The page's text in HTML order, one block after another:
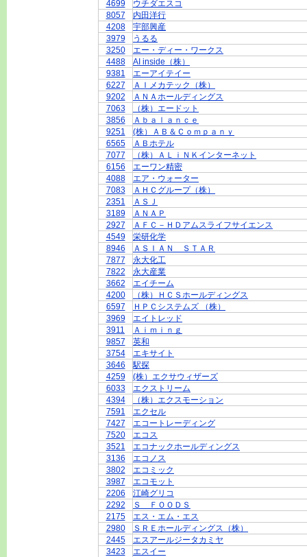
4699
ウチダエスコ
8057
内田洋行
4208
宇部興産
3979
うるる
3250
エー・ディー・ワークス
4488
AI inside（株）
9381
エーアイテイー
6227
ＡＩメカテック（株）
9202
ＡＮＡホールディングス
7063
（株）エードット
3856
Ａｂａｌａｎｃｅ
9251
(株）ＡＢ＆Ｃｏｍｐａｎｙ
6565
ＡＢホテル
7077
（株）ＡＬｉＮＫインターネット
6156
エーワン精密
4088
エア・ウォーター
7083
ＡＨＣグループ（株）
2351
ＡＳＪ
3189
ＡＮＡＰ
2927
ＡＦＣ－ＨＤアムスライフサイエンス
4549
栄研化学
8946
ＡＳＩＡＮ ＳＴＡＲ
7877
永大化工
7822
永大産業
3662
エイチーム
4200
（株）ＨＣＳホールディングス
6597
ＨＰＣシステムズ （株）
3969
エイトレッド
3911
Ａｉｍｉｎｇ
9857
英和
3754
エキサイト
3646
駅探
4259
(株）エクサウィザーズ
6033
エクストリーム
4394
（株）エクスモーション
7591
エクセル
7427
エコートレーディング
7520
エコス
3521
エコナックホールディングス
3136
エコノス
3802
エコミック
3987
エコモット
2206
江崎グリコ
2292
Ｓ ＦＯＯＤＳ
2175
エス・エム・エス
2980
ＳＲＥホールディングス（株）
2445
エスアールジータカミヤ
3423
エスイー